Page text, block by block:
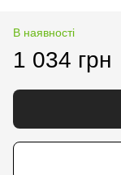
В наявності
1 034 грн